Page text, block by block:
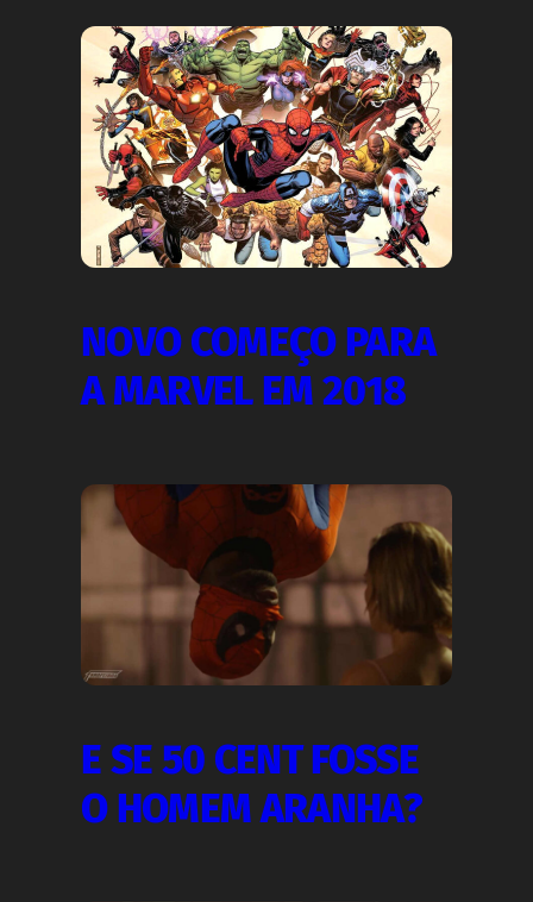
NOVO COMEÇO PARA
A MARVEL EM 2018
E SE 50 CENT FOSSE
O HOMEM ARANHA?